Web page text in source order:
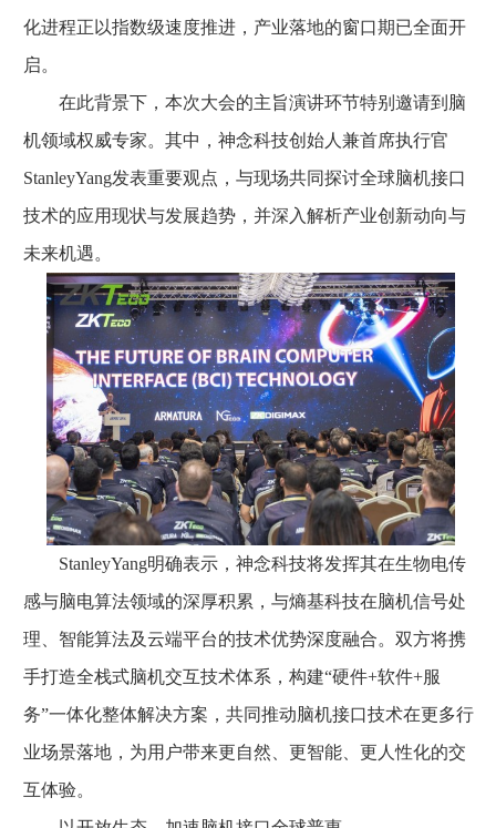
化进程正以指数级速度推进，产业落地的窗口期已全面开
启。
在此背景下，本次大会的主旨演讲环节特别邀请到脑
机领域权威专家。其中，神念科技创始人兼首席执行官
StanleyYang发表重要观点，与现场共同探讨全球脑机接口
技术的应用现状与发展趋势，并深入解析产业创新动向与
未来机遇。
StanleyYang明确表示，神念科技将发挥其在生物电传
感与脑电算法领域的深厚积累，与熵基科技在脑机信号处
理、智能算法及云端平台的技术优势深度融合。双方将携
手打造全栈式脑机交互技术体系，构建“硬件+软件+服
务”一体化整体解决方案，共同推动脑机接口技术在更多行
业场景落地，为用户带来更自然、更智能、更人性化的交
互体验。